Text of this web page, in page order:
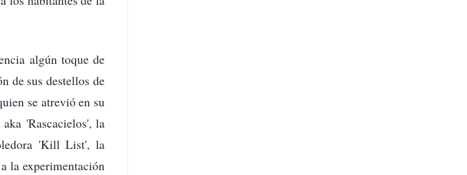
algún toque de
de sus destellos de
se atrevió en su
'Rascacielos', la
'Kill List', la
la experimentación